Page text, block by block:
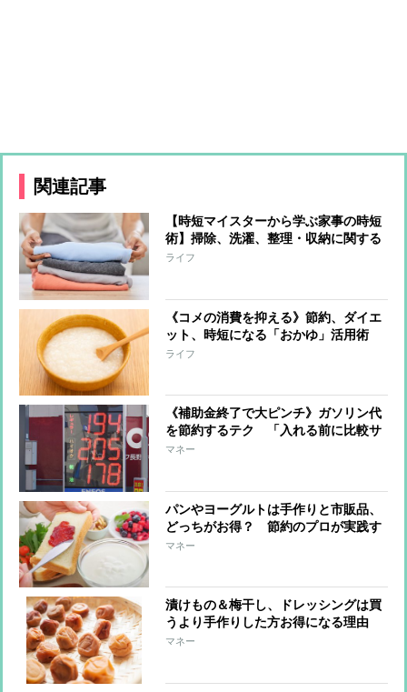
関連記事
【時短マイスターから学ぶ家事の時短
術】掃除、洗濯、整理・収納に関する
ワザ「Tシャツを4秒でたたむ方法」
ライフ
《コメの消費を抑える》節約、ダイエ
ット、時短になる「おかゆ」活用術
「少量でお腹いっぱいに」「体が温ま
ライフ
《補助金終了で大ピンチ》ガソリン代
を節約するテク 「入れる前に比較サ
イト活用」「エコドライブで燃費の向
マネー
パンやヨーグルトは手作りと市販品、
どっちがお得？ 節約のプロが実践す
るホームベーカリーやヨーグルトメー
マネー
漬けもの＆梅干し、ドレッシングは買
うより手作りした方お得になる理由
節約のプロ直伝のレシピも紹介
マネー